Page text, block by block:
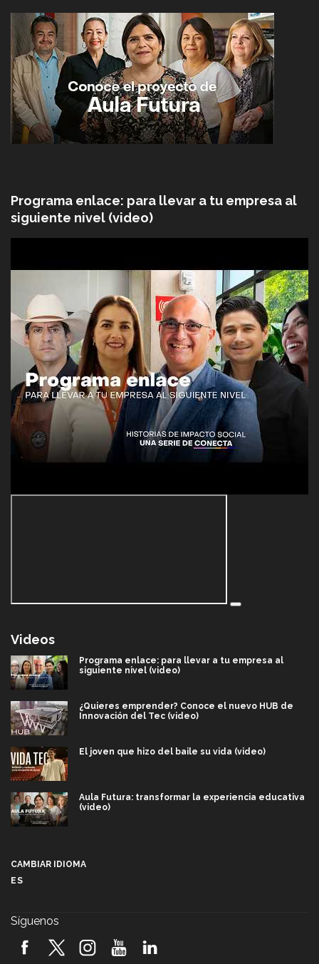
Programa enlace: para llevar a tu empresa al
siguiente nivel (video)
Videos
Programa enlace: para llevar a tu empresa al
siguiente nivel (video)
¿Quieres emprender? Conoce el nuevo HUB de
Innovación del Tec (video)
El joven que hizo del baile su vida (video)
Aula Futura: transformar la experiencia educativa
(video)
2026! (video)
CAMBIAR IDIOMA
ES
Síguenos